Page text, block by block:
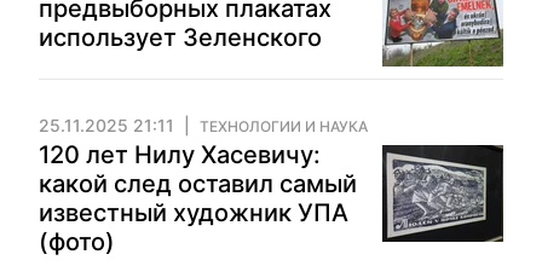
предвыборных плакатах
использует Зеленского
25.11.2025 21:11 ТЕХНОЛОГИИ И НАУКА
120 лет Нилу Хасевичу:
какой след оставил самый
известный художник УПА
(фото)